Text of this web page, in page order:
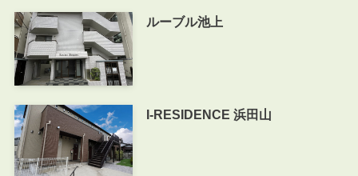
ルーブル池上
I-RESIDENCE 浜田山